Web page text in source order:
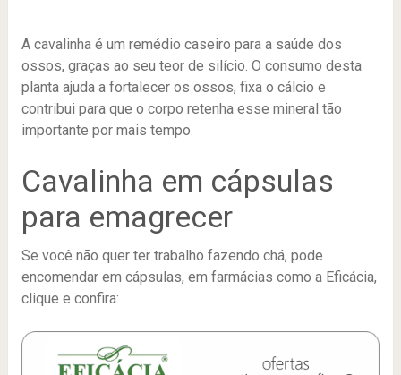
A cavalinha é um remédio caseiro para a saúde dos
ossos, graças ao seu teor de silício. O consumo desta
planta ajuda a fortalecer os ossos, fixa o cálcio e
contribui para que o corpo retenha esse mineral tão
importante por mais tempo.
Cavalinha em cápsulas
para emagrecer
Se você não quer ter trabalho fazendo chá, pode
encomendar em cápsulas, em farmácias como a Eficácia,
clique e confira: